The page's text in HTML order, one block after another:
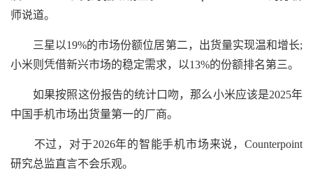
师说道。
三星以19%的市场份额位居第二，出货量实现温和增长;
小米则凭借新兴市场的稳定需求，以13%的份额排名第三。
如果按照这份报告的统计口吻，那么小米应该是2025年
中国手机市场出货量第一的厂商。
不过，对于2026年的智能手机市场来说，Counterpoint
研究总监直言不会乐观。